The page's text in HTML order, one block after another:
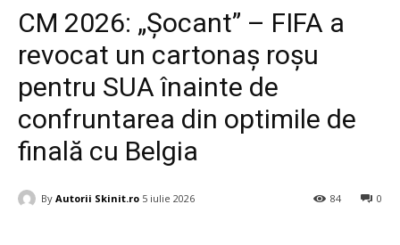
CM 2026: „Șocant” – FIFA a
revocat un cartonaș roșu
pentru SUA înainte de
confruntarea din optimile de
finală cu Belgia
By Autorii Skinit.ro 5 iulie 2026 0
84